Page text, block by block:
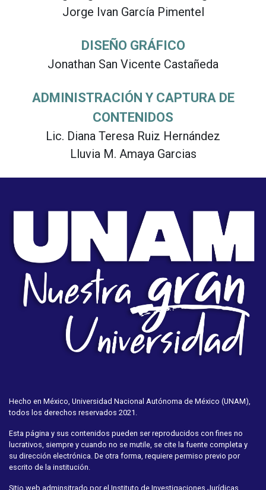
Jorge Ivan García Pimentel
DISEÑO GRÁFICO
Jonathan San Vicente Castañeda
ADMINISTRACIÓN Y CAPTURA DE
CONTENIDOS
Lic. Diana Teresa Ruiz Hernández
Lluvia M. Amaya Garcias
Hecho en México, Universidad Nacional Autónoma de México (UNAM),
todos los derechos reservados 2021.
Esta página y sus contenidos pueden ser reproducidos con fines no
lucrativos, siempre y cuando no se mutile, se cite la fuente completa y
su dirección electrónica. De otra forma, requiere permiso previo por
escrito de la institución.
Sitio web adminsitrado por el Instituto de Investigaciones Jurídicas.